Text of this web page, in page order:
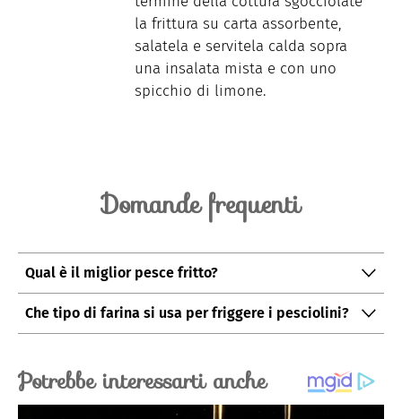
la frittura su carta assorbente,
salatela e servitela calda sopra
una insalata mista e con uno
spicchio di limone.
Domande frequenti
Qual è il miglior pesce fritto?
Il fritto di pesce migliore include pesci di piccole e
medie dimensioni, come alici, sarde, soglioline,
Che tipo di farina si usa per friggere i pesciolini?
un'impanatura più dorata e croccante, è consigliata la
semola di grano duro.